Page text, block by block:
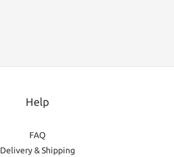
Help
FAQ
Delivery & Shipping